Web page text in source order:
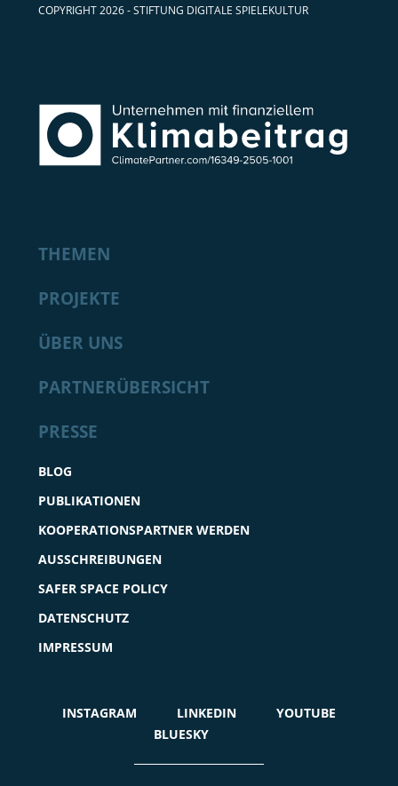
COPYRIGHT 2026 - STIFTUNG DIGITALE SPIELEKULTUR
THEMEN
PROJEKTE
ÜBER UNS
PARTNERÜBERSICHT
PRESSE
BLOG
PUBLIKATIONEN
KOOPERATIONSPARTNER WERDEN
AUSSCHREIBUNGEN
SAFER SPACE POLICY
DATENSCHUTZ
IMPRESSUM
INSTAGRAM LINKEDIN
YOUTUBE
BLUESKY